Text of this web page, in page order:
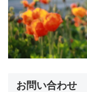
お問い合わせ